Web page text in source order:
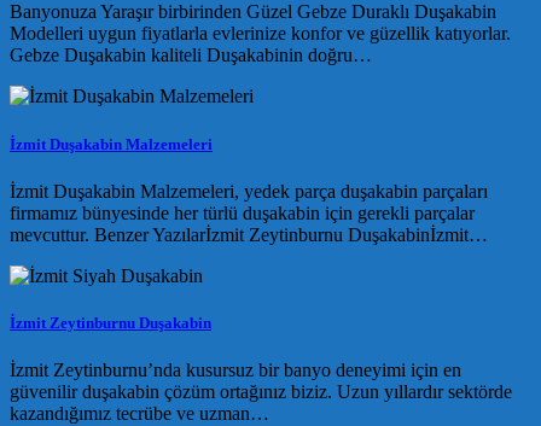
Banyonuza Yaraşır birbirinden Güzel Gebze Duraklı Duşakabin
Modelleri uygun fiyatlarla evlerinize konfor ve güzellik katıyorlar.
Gebze Duşakabin kaliteli Duşakabinin doğru…
İzmit Duşakabin Malzemeleri
İzmit Duşakabin Malzemeleri, yedek parça duşakabin parçaları
firmamız bünyesinde her türlü duşakabin için gerekli parçalar
mevcuttur. Benzer Yazılarİzmit Zeytinburnu Duşakabinİzmit…
İzmit Zeytinburnu Duşakabin
İzmit Zeytinburnu’nda kusursuz bir banyo deneyimi için en
güvenilir duşakabin çözüm ortağınız biziz. Uzun yıllardır sektörde
kazandığımız tecrübe ve uzman…